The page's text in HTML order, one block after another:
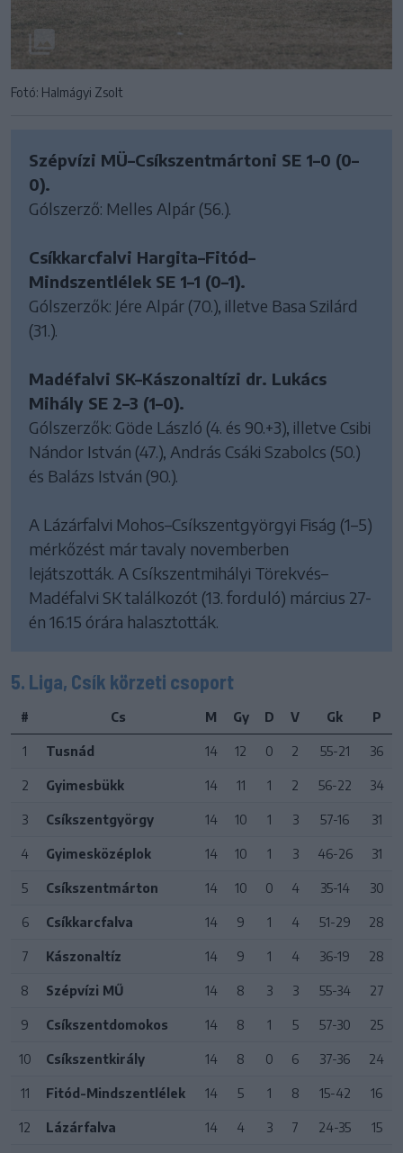
Fotó: Halmágyi Zsolt
Szépvízi MÜ–Csíkszentmártoni SE 1–0 (0–
0).
Gólszerző: Melles Alpár (56.).
Csíkkarcfalvi Hargita–Fitód–
Mindszentlélek SE 1–1 (0–1).
Gólszerzők: Jére Alpár (70.), illetve Basa Szilárd
(31.).
Madéfalvi SK–Kászonaltízi dr. Lukács
Mihály SE 2–3 (1–0).
Gólszerzők: Göde László (4. és 90.+3), illetve Csibi
Nándor István (47.), András Csáki Szabolcs (50.)
és Balázs István (90.).
A Lázárfalvi Mohos–Csíkszentgyörgyi Fiság (1–5)
mérkőzést már tavaly novemberben
lejátszották. A Csíkszentmihályi Törekvés–
Madéfalvi SK találkozót (13. forduló) március 27-
én 16.15 órára halasztották.
5. Liga, Csík körzeti csoport
# Cs M Gy D V Gk P
1 Tusnád 14 12 0 2 55-21 36
2 Gyimesbükk 14 11 1 2 56-22 34
3 Csíkszentgyörgy 14 10 1 3 57-16 31
4 Gyimesközéplok 14 10 1 3 46-26 31
5 Csíkszentmárton 14 10 0 4 35-14 30
6 Csíkkarcfalva 14 9 1 4 51-29 28
7 Kászonaltíz 14 9 1 4 36-19 28
8 Szépvízi MŰ 14 8 3 3 55-34 27
9 Csíkszentdomokos 14 8 1 5 57-30 25
10 Csíkszentkirály 14 8 0 6 37-36 24
11 Fitód-Mindszentlélek 14 5 1 8 15-42 16
12 Lázárfalva 14 4 3 7 24-35 15